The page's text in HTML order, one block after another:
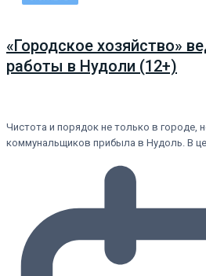
«Городское хозяйство»
работы в Нудоли (12+)
Чистота и порядок не только в городе,
коммунальщиков прибыла в Нудоль. В